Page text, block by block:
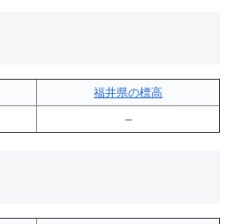
福井県の標高
–